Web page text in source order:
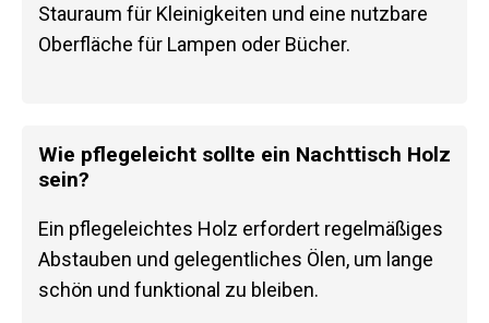
Stauraum für Kleinigkeiten und eine nutzbare
Oberfläche für Lampen oder Bücher.
Wie pflegeleicht sollte ein Nachttisch Holz
sein?
Ein pflegeleichtes Holz erfordert regelmäßiges
Abstauben und gelegentliches Ölen, um lange
schön und funktional zu bleiben.